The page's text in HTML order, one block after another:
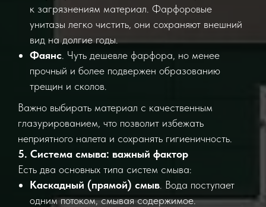
к загрязнениям материал. Фарфоровые
унитазы легко чистить, они сохраняют внешний
вид на долгие годы.
Фаянс . Чуть дешевле фарфора, но менее
прочный и более подвержен образованию
трещин и сколов.
Важно выбирать материал с качественным
глазурированием, что позволит избежать
неприятного налета и сохранять гигиеничность.
5. Система смыва: важный фактор
Есть два основных типа систем смыва:
Каскадный (прямой) смыв . Вода поступает
одним потоком, смывая содержимое.